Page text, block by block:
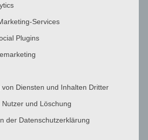
Services
Plugins
von Diensten und Inhalten Dritter
und Löschung
der Datenschutzerklärung